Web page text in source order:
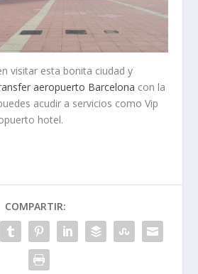
visitar esta bonita ciudad y
aeropuerto Barcelona con la
acudir a servicios como Vip
hotel.
COMPARTIR: